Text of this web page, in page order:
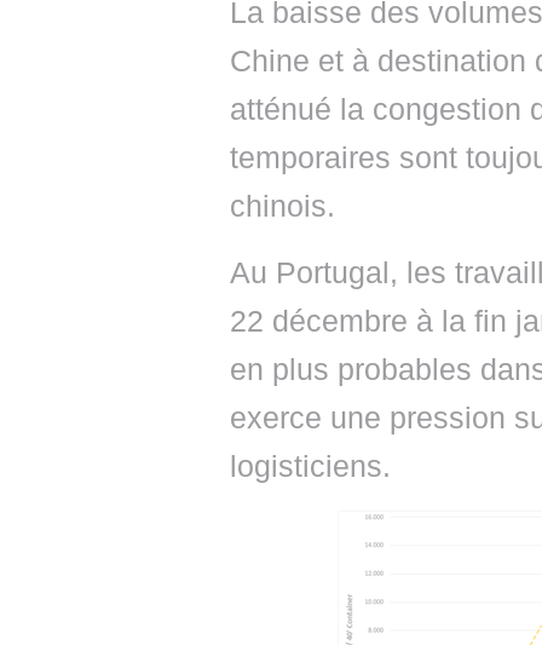
La baisse des
Chine et à destination
atténué la congestion
temporaires sont
chinois.
Au Portugal, les
22 décembre à la fin
en plus probables
exerce une pression
logisticiens.